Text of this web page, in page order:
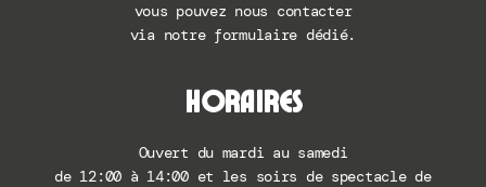
vous pouvez nous contacter
via notre formulaire dédié.
HORAIRES
Ouvert du mardi au samedi
de 12:00 à 14:00 et les soirs de spectacle de